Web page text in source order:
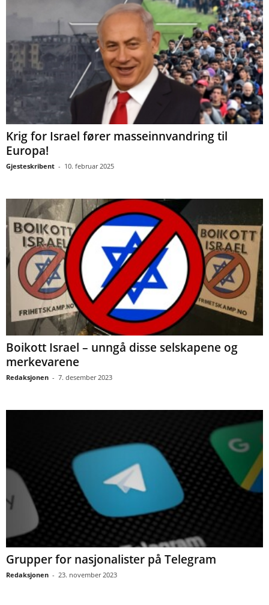
Krig for Israel fører masseinnvandring til
Europa!
Gjesteskribent - 10. februar 2025
Boikott Israel – unngå disse selskapene og
merkevarene
Redaksjonen - 7. desember 2023
Grupper for nasjonalister på Telegram
Redaksjonen - 23. november 2023